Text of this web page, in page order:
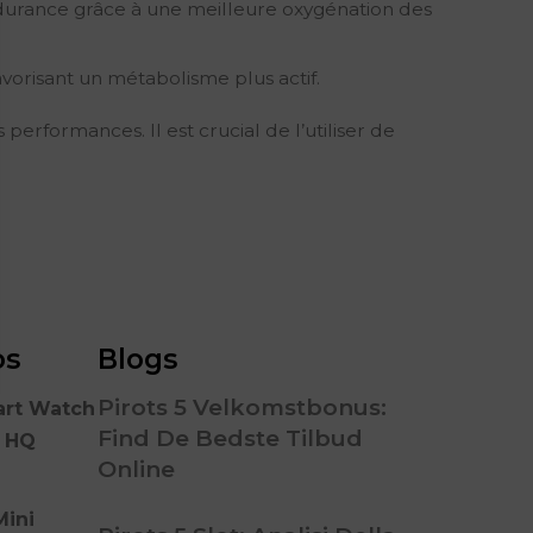
grâce à une meilleure oxygénation des
un métabolisme plus actif.
Il est crucial de l’utiliser de
Watch
Blogs
Pirots 5 Velkomstbonus:
Find De Bedste Tilbud
Online